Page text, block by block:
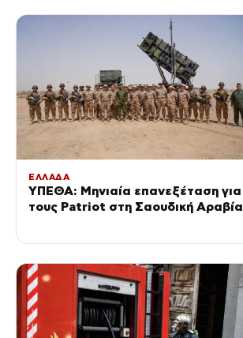
ΕΛΛΑΔΑ
ΥΠΕΘΑ: Μηνιαία επανεξέταση για
τους Patriot στη Σαουδική Αραβία